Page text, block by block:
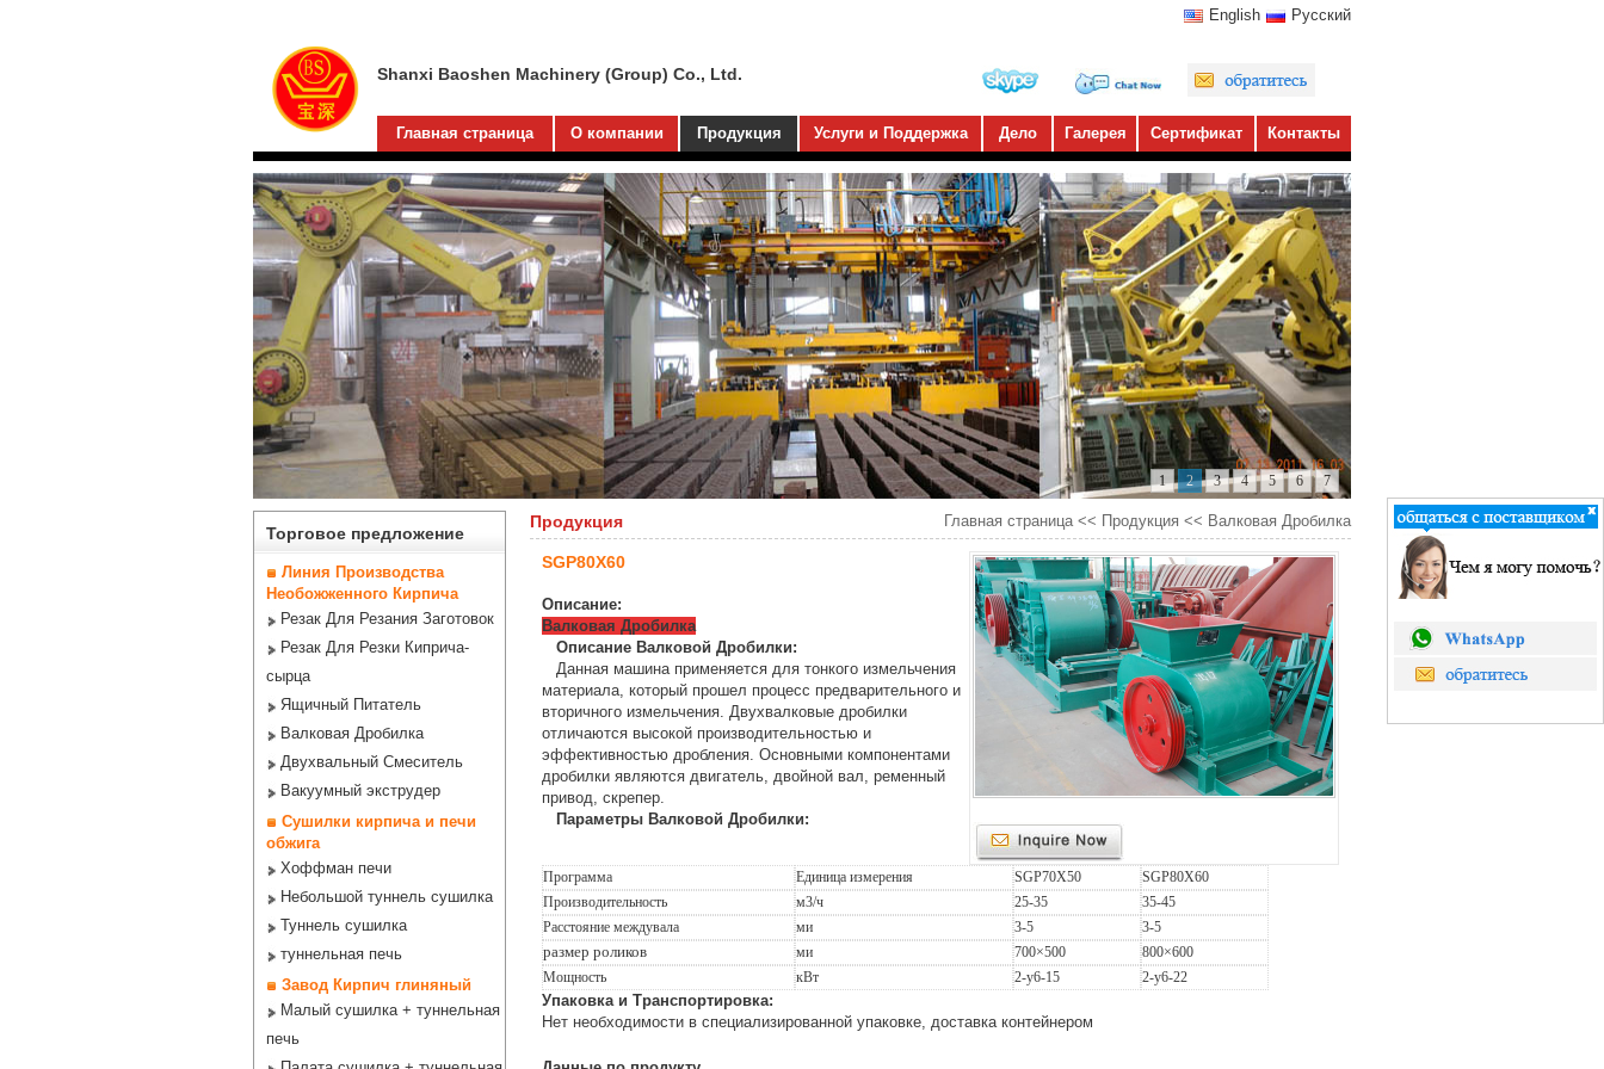
English Pусский
Shanxi Baoshen Machinery (Group) Co., Ltd.
Главная страница О компании Продукция Услуги и Поддержка Дело Галерея Сертификат Контакты
1 2 3 4 5 6 7
Торговое предложение
Линия Производства
Необожженного Кирпича
Резак Для Резания Заготовок
Резак Для Резки Киприча-
сырца
Ящичный Питатель
Валковая Дробилка
Двухвальный Смеситель
Вакуумный экструдер
Сушилки кирпича и печи
обжига
Хоффман печи
Небольшой туннель сушилка
Туннель сушилка
туннельная печь
Завод Кирпич глиняный
Малый сушилка + туннельная
печь
Главная страница<< Продукция << Валковая Дробилка
Продукция
SGP80X60
Описание:
Валковая Дробилка
Описание Валковой Дробилки:
Данная машина применяется для тонкого измельчения
материала, который прошел процесс предварительного и
вторичного измельчения. Двухвалковые дробилки
отличаются высокой производительностью и
эффективностью дробления. Основными компонентами
дробилки являются двигатель, двойной вал, ременный
привод, скрепер.
Параметры Валковой Дробилки:
Программа Единица измерения SGP70X50
SGP80X60
Производительность
м3/ч 25-35
35-45
Расстояние междувала
ми 3-5 3-5
размер роликов ми 700×500
800×600
Мощность
кВт 2-y6-15 2-y6-22
Упаковка и Транспортировка:
Нет необходимости в специализированной упаковке, доставка контейнером